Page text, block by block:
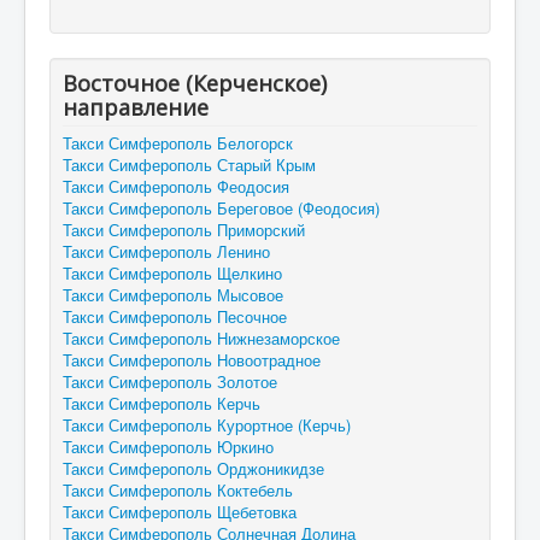
Восточное (Керченское)
направление
Такси Симферополь Белогорск
Такси Симферополь Старый Крым
Такси Симферополь Феодосия
Такси Симферополь Береговое (Феодосия)
Такси Симферополь Приморский
Такси Симферополь Ленино
Такси Симферополь Щелкино
Такси Симферополь Мысовое
Такси Симферополь Песочное
Такси Симферополь Нижнезаморское
Такси Симферополь Новоотрадное
Такси Симферополь Золотое
Такси Симферополь Керчь
Такси Симферополь Курортное (Керчь)
Такси Симферополь Юркино
Такси Симферополь Орджоникидзе
Такси Симферополь Коктебель
Такси Симферополь Щебетовка
Такси Симферополь Солнечная Долина